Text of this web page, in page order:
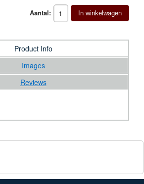
Aantal: In winkelwagen
Product Info
Images
Reviews